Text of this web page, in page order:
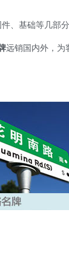
基础等几部分
远销国内外，为